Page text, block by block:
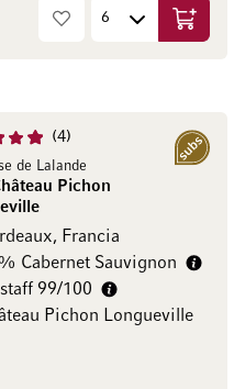
4
de Lalande
Pichon
Francia
Cabernet Sauvignon
99/100
Pichon Longueville